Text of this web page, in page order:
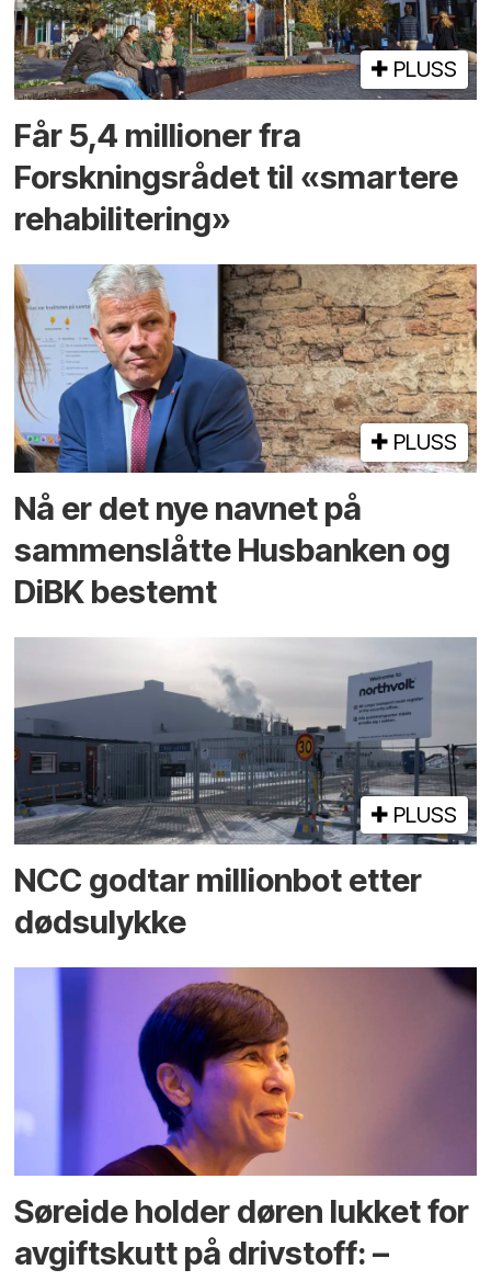
PLUSS
Får 5,4 millioner fra
Forskningsrådet til «smartere
rehabilitering»
PLUSS
Nå er det nye navnet på
sammenslåtte Husbanken og
DiBK bestemt
PLUSS
NCC godtar millionbot etter
dødsulykke
Søreide holder døren lukket for
avgiftskutt på drivstoff: –